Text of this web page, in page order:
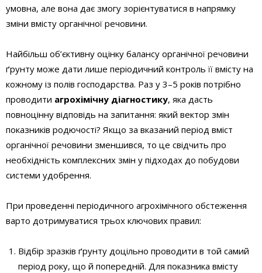
умовна, але вона дає змогу зорієнтуватися в напрямку
зміни вмісту органічної речовини.
Найбільш об’єктивну оцінку балансу органічної речовини
ґрунту може дати лише періодичний контроль її вмісту на
кожному із полів господарства. Раз у 3–5 років потрібно
проводити агрохімічну діагностику, яка дасть
повноцінну відповідь на запитання: який вектор змін
показників родючості? Якщо за вказаний період вміст
органічної речовини зменшився, то це свідчить про
необхідність комплексних змін у підходах до побудови
системи удобрення.
При проведенні періодичного агрохімічного обстеження
варто дотримуватися трьох ключових правил:
Відбір зразків ґрунту доцільно проводити в той самий
період року, що й попередній. Для показника вмісту